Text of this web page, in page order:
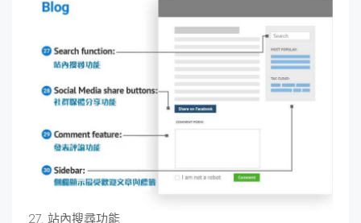
27. 站內搜尋功能